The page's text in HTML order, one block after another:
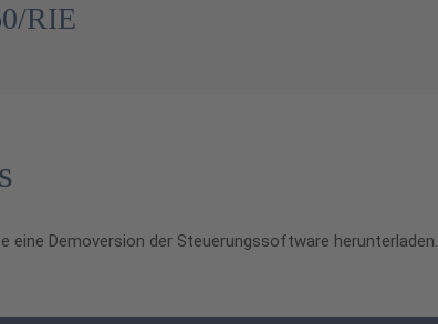
RIE
eine Demoversion der Steuerungssoftware herunterladen.